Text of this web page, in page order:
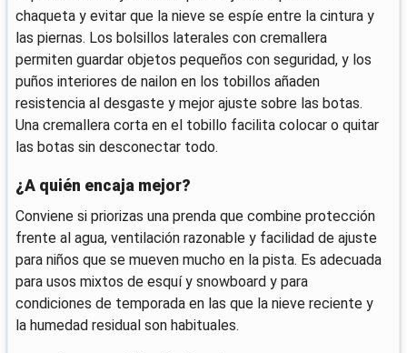
chaqueta y evitar que la nieve se espíe entre la cintura y
las piernas. Los bolsillos laterales con cremallera
permiten guardar objetos pequeños con seguridad, y los
puños interiores de nailon en los tobillos añaden
resistencia al desgaste y mejor ajuste sobre las botas.
Una cremallera corta en el tobillo facilita colocar o quitar
las botas sin desconectar todo.
¿A quién encaja mejor?
Conviene si priorizas una prenda que combine protección
frente al agua, ventilación razonable y facilidad de ajuste
para niños que se mueven mucho en la pista. Es adecuada
para usos mixtos de esquí y snowboard y para
condiciones de temporada en las que la nieve reciente y
la humedad residual son habituales.